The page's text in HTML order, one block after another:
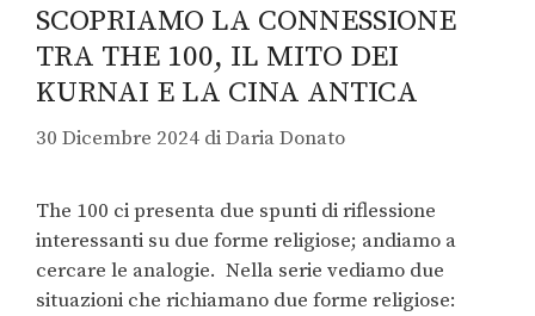
SCOPRIAMO LA CONNESSIONE
TRA THE 100, IL MITO DEI
KURNAI E LA CINA ANTICA
30 Dicembre 2024 diDaria Donato
The 100 ci presenta due spunti di riflessione
interessanti su due forme religiose; andiamo a
cercare le analogie. Nella serie vediamo due
situazioni che richiamano due forme religiose: